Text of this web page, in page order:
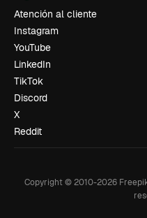
Atención al cliente
Instagram
YouTube
LinkedIn
TikTok
Discord
X
Reddit
Copyright © 2010-2026